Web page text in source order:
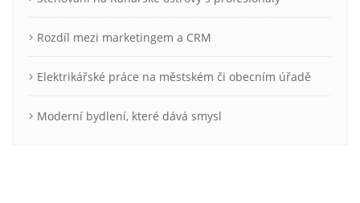
Rozdíl mezi marketingem a CRM
Elektrikářské práce na městském či obecním úřadě
Moderní bydlení, které dává smysl